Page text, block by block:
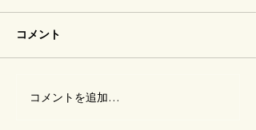
コメント
コメントを追加…